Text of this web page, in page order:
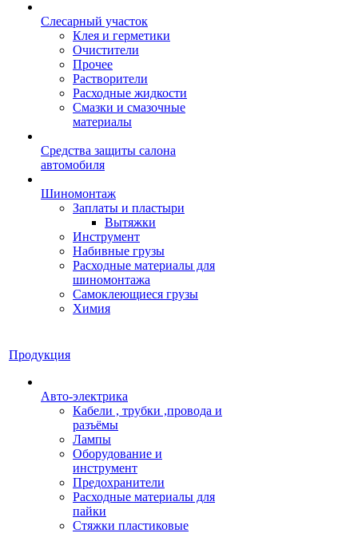
Слесарный участок
Клея и герметики
Очистители
Прочее
Растворители
Расходные жидкости
Смазки и смазочные
материалы
Средства защиты салона
автомобиля
Шиномонтаж
Заплаты и пластыри
Вытяжки
Инструмент
Набивные грузы
Расходные материалы для
шиномонтажа
Самоклеющиеся грузы
Химия
Продукция
Авто-электрика
Кабели , трубки ,провода и
разъёмы
Лампы
Оборудование и
инструмент
Предохранители
Расходные материалы для
пайки
Стяжки пластиковые